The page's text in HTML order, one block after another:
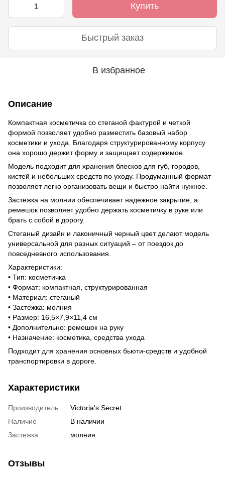
Купить
Быстрый заказ
В избранное
Описание
Компактная косметичка со стеганой фактурой и четкой
формой позволяет удобно разместить базовый набор
косметики и ухода. Благодаря структурированному корпусу
она хорошо держит форму и защищает содержимое.
Модель подходит для хранения блесков для губ, городов,
кистей и небольших средств по уходу. Продуманный формат
позволяет легко организовать вещи и быстро найти нужное.
Застежка на молнии обеспечивает надежное закрытие, а
ремешок позволяет удобно держать косметичку в руке или
брать с собой в дорогу.
Стеганый дизайн и лаконичный черный цвет делают модель
универсальной для разных ситуаций – от поездок до
повседневного использования.
Характеристики:
• Тип: косметичка
• Формат: компактная, структурированная
• Материал: стеганый
• Застежка: молния
• Размер: 16,5×7,9×11,4 см
• Дополнительно: ремешок на руку
• Назначение: косметика, средства ухода
Подходит для хранения основных бьюти-средств и удобной
транспортировки в дороге.
Характеристики
Производитель
Victoria's Secret
Наличие
В наличии
Застежка
молния
Отзывы